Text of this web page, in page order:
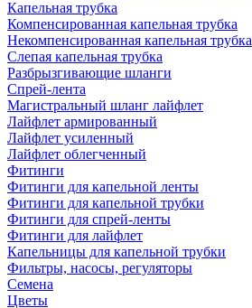
Капельная трубка
Компенсированная капельная трубка
Некомпенсированная капельная трубка
Слепая капельная трубка
Разбрызгивающие шланги
Спрей-лента
Магистральный шланг лайфлет
Лайфлет армированный
Лайфлет усиленный
Лайфлет облегченный
Фитинги
Фитинги для капельной ленты
Фитинги для капельной трубки
Фитинги для спрей-ленты
Фитинги для лайфлет
Капельницы для капельной трубки
Фильтры, насосы, регуляторы
Семена
Цветы